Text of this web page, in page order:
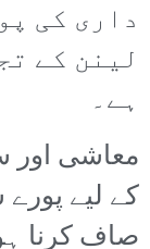
داری کی
لینن کے
ہے۔
معاشی اور
کے لیے
صاف کرنا